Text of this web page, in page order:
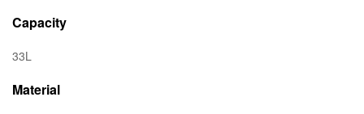
Capacity
33L
Material